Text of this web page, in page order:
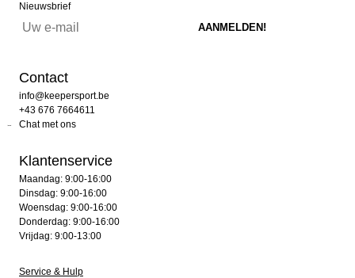
Nieuwsbrief
Contact
info@keepersport.be
+43 676 7664611
Chat met ons
Klantenservice
Maandag: 9:00-16:00
Dinsdag: 9:00-16:00
Woensdag: 9:00-16:00
Donderdag: 9:00-16:00
Vrijdag: 9:00-13:00
Service & Hulp